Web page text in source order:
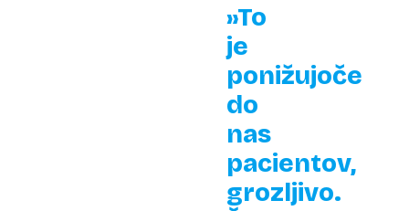
»To
je
ponižujoče
do
nas
pacientov,
grozljivo.